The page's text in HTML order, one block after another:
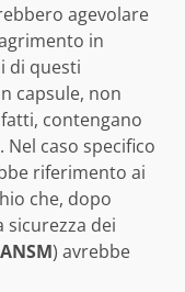
agevolare
in
di questi
capsule, non
contengano
caso specifico
riferimento ai
che, dopo
sicurezza dei
ANSM) avrebbe